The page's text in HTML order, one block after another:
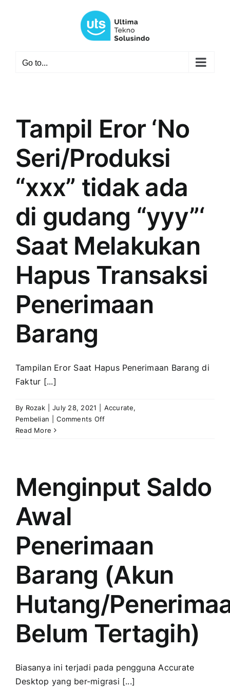
Go to...
Tampil Eror ‘No
Seri/Produksi
“xxx” tidak ada
di gudang “yyy”‘
Saat Melakukan
Hapus Transaksi
Penerimaan
Barang
Tampilan Eror Saat Hapus Penerimaan Barang di
Faktur [...]
By Rozak July 28, 2021 Accurate,
Pembelian
Comments Offon
tidak
ada
Saat
Melakukan
Hapus
Transaksi
Penerimaan
Barang
Read More
Menginput Saldo
Awal
Penerimaan
Barang (Akun
Hutang/
Belum Tertagih)
Biasanya ini terjadi pada pengguna Accurate
Desktop yang ber-migrasi [...]